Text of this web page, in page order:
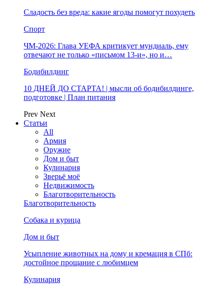
Сладость без вреда: какие ягоды помогут похудеть
Спорт
ЧМ-2026: Глава УЕФА критикует мундиаль, ему
отвечают не только «письмом 13-и», но и…
Бодибилдинг
10 ДНЕЙ ДО СТАРТА! | мысли об бодибилдинге,
подготовке | План питания
Prev Next
Статьи
All
Армия
Оружие
Дом и быт
Кулинария
Зверьё моё
Недвижимость
Благотворительность
Благотворительность
Собака и курица
Дом и быт
Усыпление животных на дому и кремация в СПб:
достойное прощание с любимцем
Кулинария